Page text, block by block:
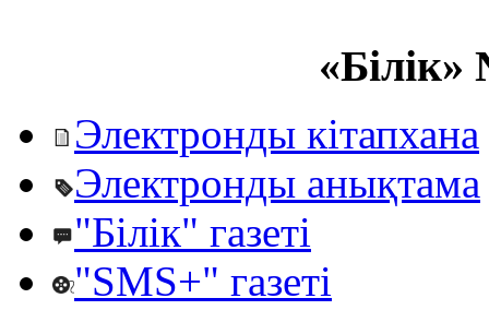
Электронды кітапхана
Электронды анықтама
"Білік" газеті
"SMS+" газеті